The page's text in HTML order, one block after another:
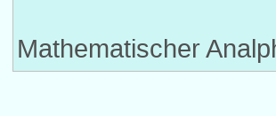
Mathematischer